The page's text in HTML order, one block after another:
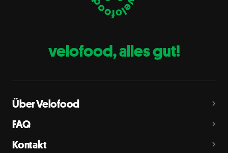
Paranüsse, Pistazien, Macadamianüsse
velofood, alles gut!
Über Velofood
FAQ
Kontakt